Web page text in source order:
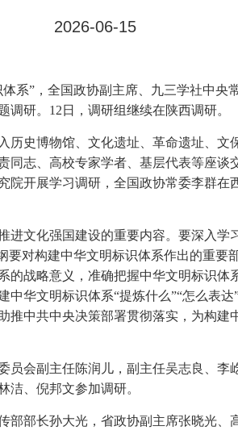
2026-06-15
系”，全国政协副主席、九三学社中央
研。12日，调研组继续在陕西调研。
历史博物馆、文化遗址、革命遗址、文
同志、高校专家学者、基层代表等座谈
院开展学习调研，全国政协常委李群在
进文化强国建设的重要内容。要深入学
要对构建中华文明标识体系作出的重要
的战略意义，准确把握中华文明标识体
华文明标识体系“提炼什么”“怎么表达
推中共中央决策部署贯彻落实，为构建
员会副主任陈润儿，副主任吴志良、李
洁、倪邦文参加调研。
部部长孙大光，省政协副主席张晓光、